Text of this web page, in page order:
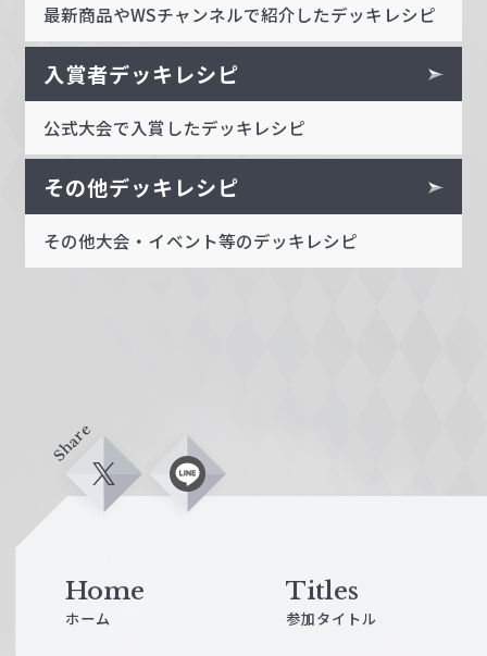
最新商品やWSチャンネルで紹介したデッキレシピ
入賞者デッキレシピ
公式大会で入賞したデッキレシピ
その他デッキレシピ
その他大会・イベント等のデッキレシピ
Share
X L
i
Home
ホーム
Titles
参加タイトル